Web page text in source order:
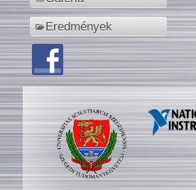
Eredmények